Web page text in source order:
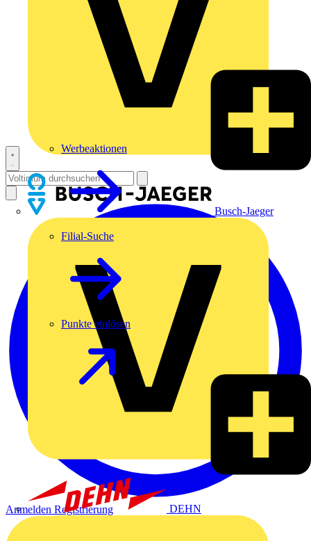
Busch-Jaeger
DEHN
Werbeaktionen
Filial-Suche
Punkte einlösen
Anmelden Registrierung